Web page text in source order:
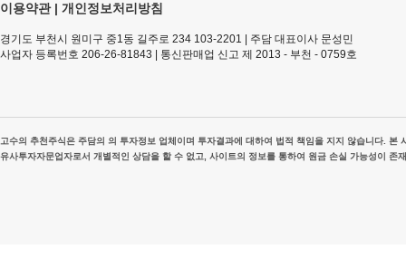
이용약관| 개인정보처리방침
경기도 부천시 원미구 중1동 길주로 234 103-2201 | 주담 대표이사 문성민
사업자 등록번호 206-26-81843 | 통신판매업 신고 제 2013 - 부천 - 0759호
고수의 추천주식은 주담의 의 투자정보 업체이며 투자결과에 대하여 법적 책임을 지지 않습니다.
유사투자자문업자로서 개별적인 상담을 할 수 없고, 사이트의 정보를 통하여 원금 손실 가능성이 존